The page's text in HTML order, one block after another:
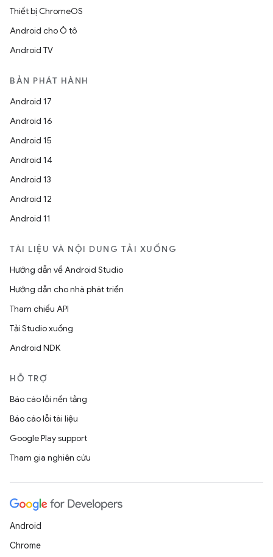
Thiết bị ChromeOS
Android cho Ô tô
Android TV
BẢN PHÁT HÀNH
Android 17
Android 16
Android 15
Android 14
Android 13
Android 12
Android 11
TÀI LIỆU VÀ NỘI DUNG TẢI XUỐNG
Hướng dẫn về Android Studio
Hướng dẫn cho nhà phát triển
Tham chiếu API
Tải Studio xuống
Android NDK
HỖ TRỢ
Báo cáo lỗi nền tảng
Báo cáo lỗi tài liệu
Google Play support
Tham gia nghiên cứu
Android
Chrome